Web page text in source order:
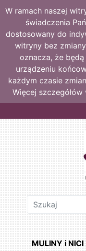
W ramach naszej
świadczenia
dostosowany do
witryny bez
oznacza, że
urządzeniu
każdym czasie
Więcej
MULINY i NICI